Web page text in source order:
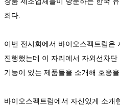
회다.
이번 전시회에서 바이오스펙트럼은
진행했는데 이 자리에서 자외선차
기능이 있는 제품들을 소개해 호응
바이오스펙트럼에서 자신있게 소개